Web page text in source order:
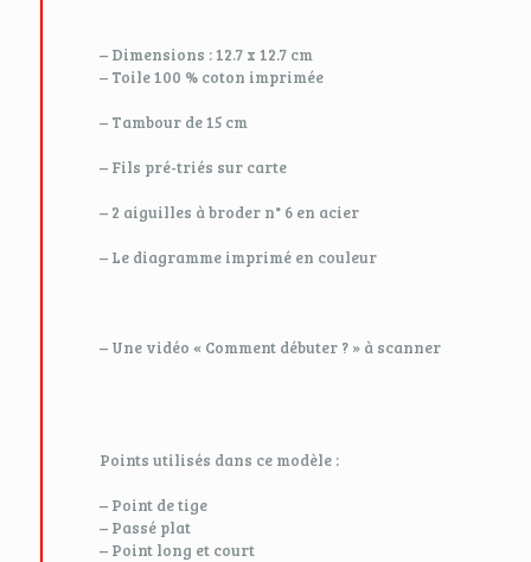
– Dimensions : 12.7 x 12.7 cm
– Toile 100 % coton imprimée
– Tambour de 15 cm
– Fils pré-triés sur carte
– 2 aiguilles à broder n° 6 en acier
– Le diagramme imprimé en couleur
– Une vidéo « Comment débuter ? » à scanner
Points utilisés dans ce modèle :
– Point de tige
– Passé plat
– Point long et court